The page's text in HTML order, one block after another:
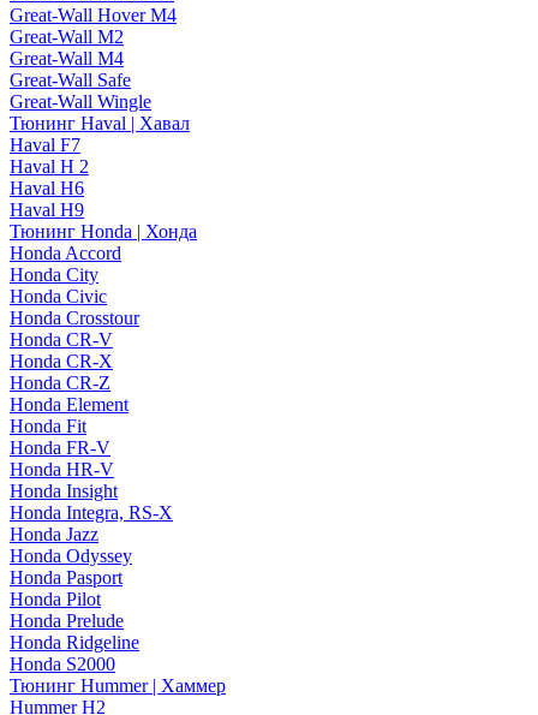
Great-Wall Hover M4
Great-Wall M2
Great-Wall M4
Great-Wall Safe
Great-Wall Wingle
Тюнинг Haval | Хавал
Haval F7
Haval H 2
Haval H6
Haval H9
Тюнинг Honda | Хонда
Honda Accord
Honda City
Honda Civic
Honda Crosstour
Honda CR-V
Honda CR-X
Honda CR-Z
Honda Element
Honda Fit
Honda FR-V
Honda HR-V
Honda Insight
Honda Integra, RS-X
Honda Jazz
Honda Odyssey
Honda Pasport
Honda Pilot
Honda Prelude
Honda Ridgeline
Honda S2000
Тюнинг Hummer | Хаммер
Hummer H2